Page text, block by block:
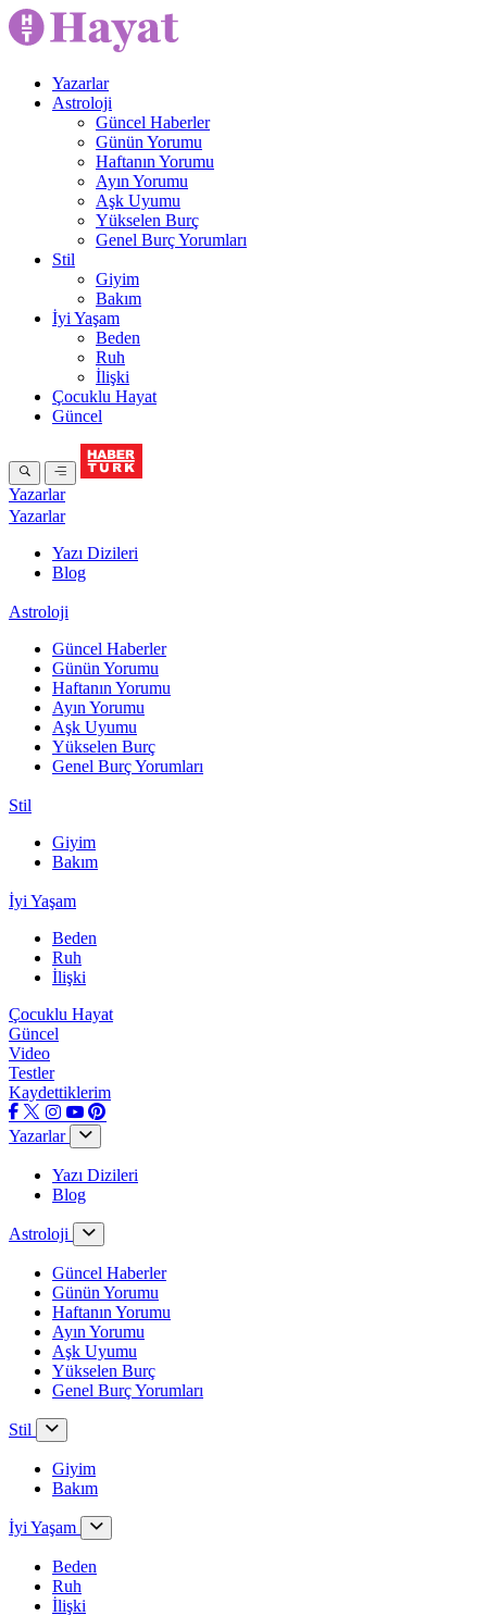
Yazarlar
Astroloji
Güncel Haberler
Günün Yorumu
Haftanın Yorumu
Ayın Yorumu
Aşk Uyumu
Yükselen Burç
Genel Burç Yorumları
Stil
Giyim
Bakım
İyi Yaşam
Beden
Ruh
İlişki
Çocuklu Hayat
Güncel
Yazarlar
Yazarlar
Yazı Dizileri
Blog
Astroloji
Güncel Haberler
Günün Yorumu
Haftanın Yorumu
Ayın Yorumu
Aşk Uyumu
Yükselen Burç
Genel Burç Yorumları
Stil
Giyim
Bakım
İyi Yaşam
Beden
Ruh
İlişki
Çocuklu Hayat
Güncel
Video
Testler
Kaydettiklerim
Yazarlar
Yazı Dizileri
Blog
Astroloji
Güncel Haberler
Günün Yorumu
Haftanın Yorumu
Ayın Yorumu
Aşk Uyumu
Yükselen Burç
Genel Burç Yorumları
Stil
Giyim
Bakım
İyi Yaşam
Beden
Ruh
İlişki